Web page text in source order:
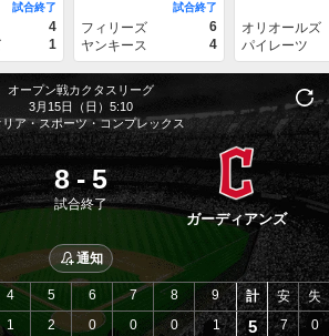
試合終了
4
1
試合終了
フィリーズ
6
ヤンキース
4
オリオールズ
パイレーツ
オープン戦カクタスリーグ
3月15日（日）5:10
ア・スポーツ・コンプレックス
8 - 5
試合終了
ガーディアンズ
通知
4 5 6 7 8
9
1 2 0 0 0
1
計 安 失
5 7 0